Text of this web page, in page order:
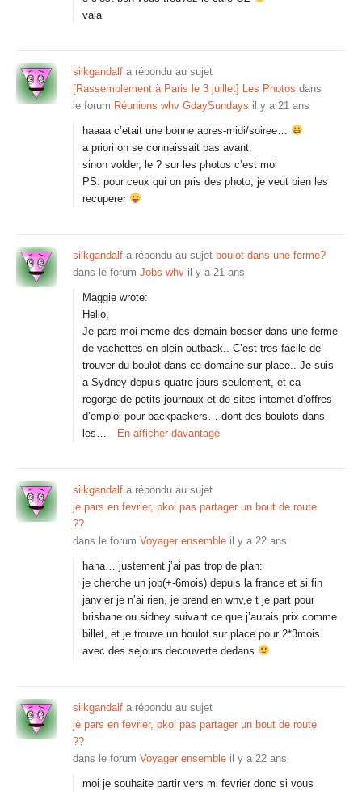
vala
silkgandalf a répondu au sujet
[Rassemblement à Paris le 3 juillet] Les Photos dans
le forum Réunions whv GdaySundays il y a 21 ans
haaaa c’etait une bonne apres-midi/soiree…
a priori on se connaissait pas avant.
sinon volder, le ? sur les photos c’est moi
PS: pour ceux qui on pris des photo, je veut bien les
recuperer
silkgandalf a répondu au sujet boulot dans une ferme?
dans le forum Jobs whv il y a 21 ans
Maggie wrote:
Hello,
Je pars moi meme des demain bosser dans une ferme
de vachettes en plein outback.. C’est tres facile de
trouver du boulot dans ce domaine sur place.. Je suis
a Sydney depuis quatre jours seulement, et ca
regorge de petits journaux et de sites internet d’offres
d’emploi pour backpackers… dont des boulots dans
les…
En afficher davantage
silkgandalf a répondu au sujet
je pars en fevrier, pkoi pas partager un bout de route
??
dans le forum Voyager ensemble il y a 22 ans
haha… justement j’ai pas trop de plan:
je cherche un job(+-6mois) depuis la france et si fin
janvier je n’ai rien, je prend en whv,e t je part pour
brisbane ou sidney suivant ce que j’aurais prix comme
billet, et je trouve un boulot sur place pour 2*3mois
avec des sejours decouverte dedans
silkgandalf a répondu au sujet
je pars en fevrier, pkoi pas partager un bout de route
??
dans le forum Voyager ensemble il y a 22 ans
moi je souhaite partir vers mi fevrier donc si vous